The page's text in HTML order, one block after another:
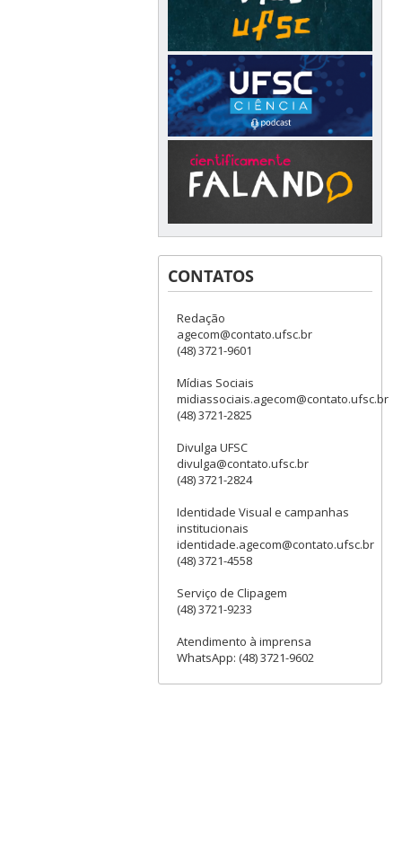
CONTATOS
Redação
agecom@contato.ufsc.br
(48) 3721-9601
Mídias Sociais
midiassociais.agecom@contato.ufsc.br
(48) 3721-2825
Divulga UFSC
divulga@contato.ufsc.br
(48) 3721-2824
Identidade Visual e campanhas
institucionais
identidade.agecom@contato.ufsc.br
(48) 3721-4558
Serviço de Clipagem
(48) 3721-9233
Atendimento à imprensa
WhatsApp: (48) 3721-9602